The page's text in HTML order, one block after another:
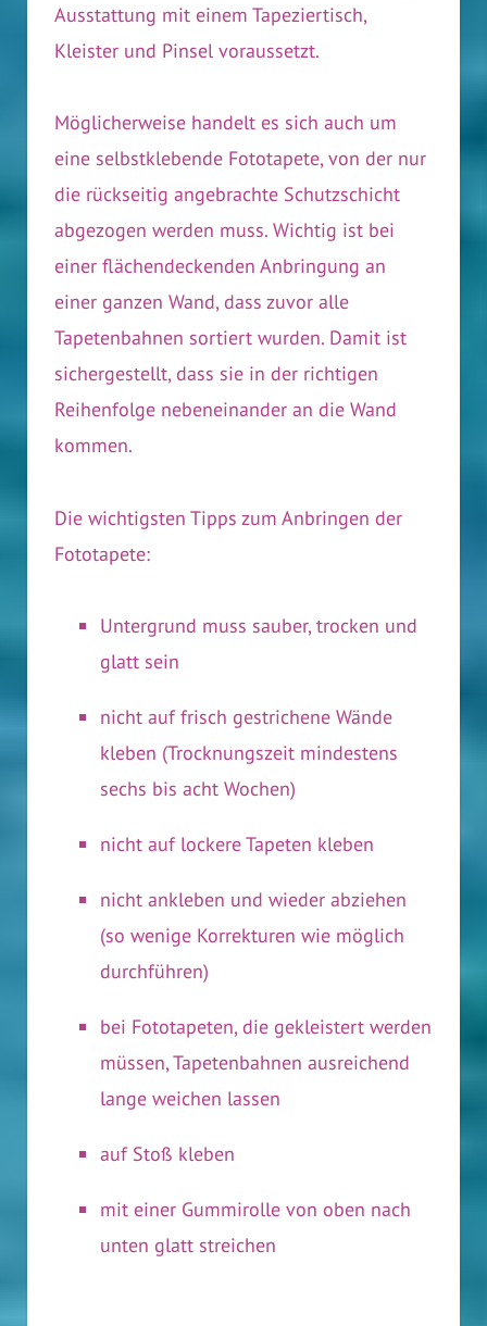
Ausstattung mit einem Tapeziertisch,
Kleister und Pinsel voraussetzt.
Möglicherweise handelt es sich auch um
eine selbstklebende Fototapete, von der nur
die rückseitig angebrachte Schutzschicht
abgezogen werden muss. Wichtig ist bei
einer flächendeckenden Anbringung an
einer ganzen Wand, dass zuvor alle
Tapetenbahnen sortiert wurden. Damit ist
sichergestellt, dass sie in der richtigen
Reihenfolge nebeneinander an die Wand
kommen.
Die wichtigsten Tipps zum Anbringen der
Fototapete:
Untergrund muss sauber, trocken und
glatt sein
nicht auf frisch gestrichene Wände
kleben (Trocknungszeit mindestens
sechs bis acht Wochen)
nicht auf lockere Tapeten kleben
nicht ankleben und wieder abziehen
(so wenige Korrekturen wie möglich
durchführen)
bei Fototapeten, die gekleistert werden
müssen, Tapetenbahnen ausreichend
lange weichen lassen
auf Stoß kleben
mit einer Gummirolle von oben nach
unten glatt streichen